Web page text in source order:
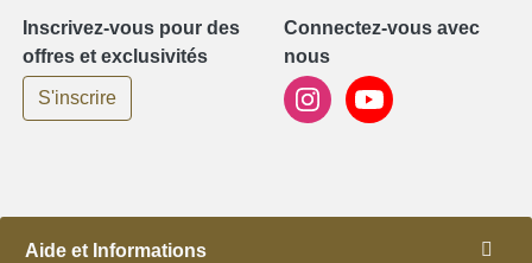
Inscrivez-vous pour des
offres et exclusivités
S'inscrire
Connectez-vous avec
nous
Aide et Informations